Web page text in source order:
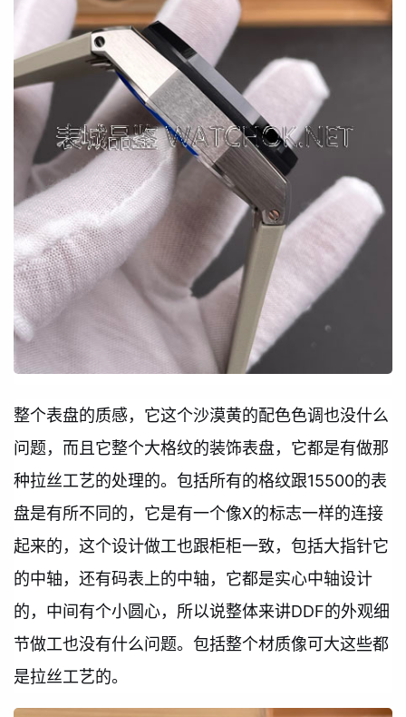
整个表盘的质感，它这个沙漠黄的配色色调也没什么
问题，而且它整个大格纹的装饰表盘，它都是有做那
种拉丝工艺的处理的。包括所有的格纹跟15500的表
盘是有所不同的，它是有一个像X的标志一样的连接
起来的，这个设计做工也跟柜柜一致，包括大指针它
的中轴，还有码表上的中轴，它都是实心中轴设计
的，中间有个小圆心，所以说整体来讲DDF的外观细
节做工也没有什么问题。包括整个材质像可大这些都
是拉丝工艺的。